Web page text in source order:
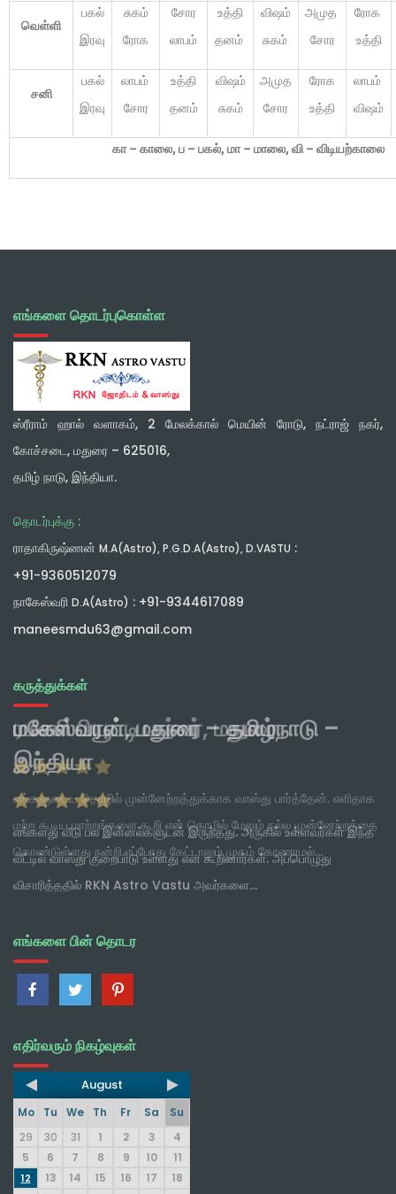
வெள்ளி
பகல்
இரவு
சுகம்
ரோக
சோர
லாபம்
உத்தி
தனம்
விஷம்
சுகம்
அமுத
சோர
ரோக
உத்தி
சனி
பகல்
இரவு
லாபம்
சோர
உத்தி
தனம்
விஷம்
சுகம்
அமுத
சோர
ரோக
உத்தி
லாபம்
விஷம்
கா– காலை, ப– பகல், மா– மாலை, வி– விடியற்காலை
எங்களை தொடர்புகொள்ள
ஸ்ரீராம் ஹால் வளாகம், 2 மேலக்கால் மெயின் ரோடு, நட்ராஜ் நகர்,
கோச்சடை, மதுரை – 625016,
தமிழ் நாடு, இந்தியா.
தொடர்புக்கு :
ராதாகிருஷ்ணன் M.A(Astro), P.G.D.A(Astro), D.VASTU :
+91-9360512079
நாகேஸ்வரி D.A(Astro) : +91-9344617089
maneesmdu63@gmail.com
கருத்துக்கள்
மகேஸ்வரன், மதுரை – தமிழ்நாடு –
இந்தியா
எங்களது வீடு பல இன்னல்களுடன் இருந்தது. அருகில் உள்ளவர்கள் இந்த
வீட்டில் வாஸ்து குறைபாடு உள்ளது என கூறினார்கள். அப்பொழுது
விசாரித்ததில் RKN Astro Vastu அவர்களை...
எங்களை பின் தொடர
எதிர்வரும் நிகழ்வுகள்
August
Mo Tu We Th Fr Sa
Su
29
30 31 1 2 3
4
5
6 7 8 9 10 11
12 13 14 15 16 17
18